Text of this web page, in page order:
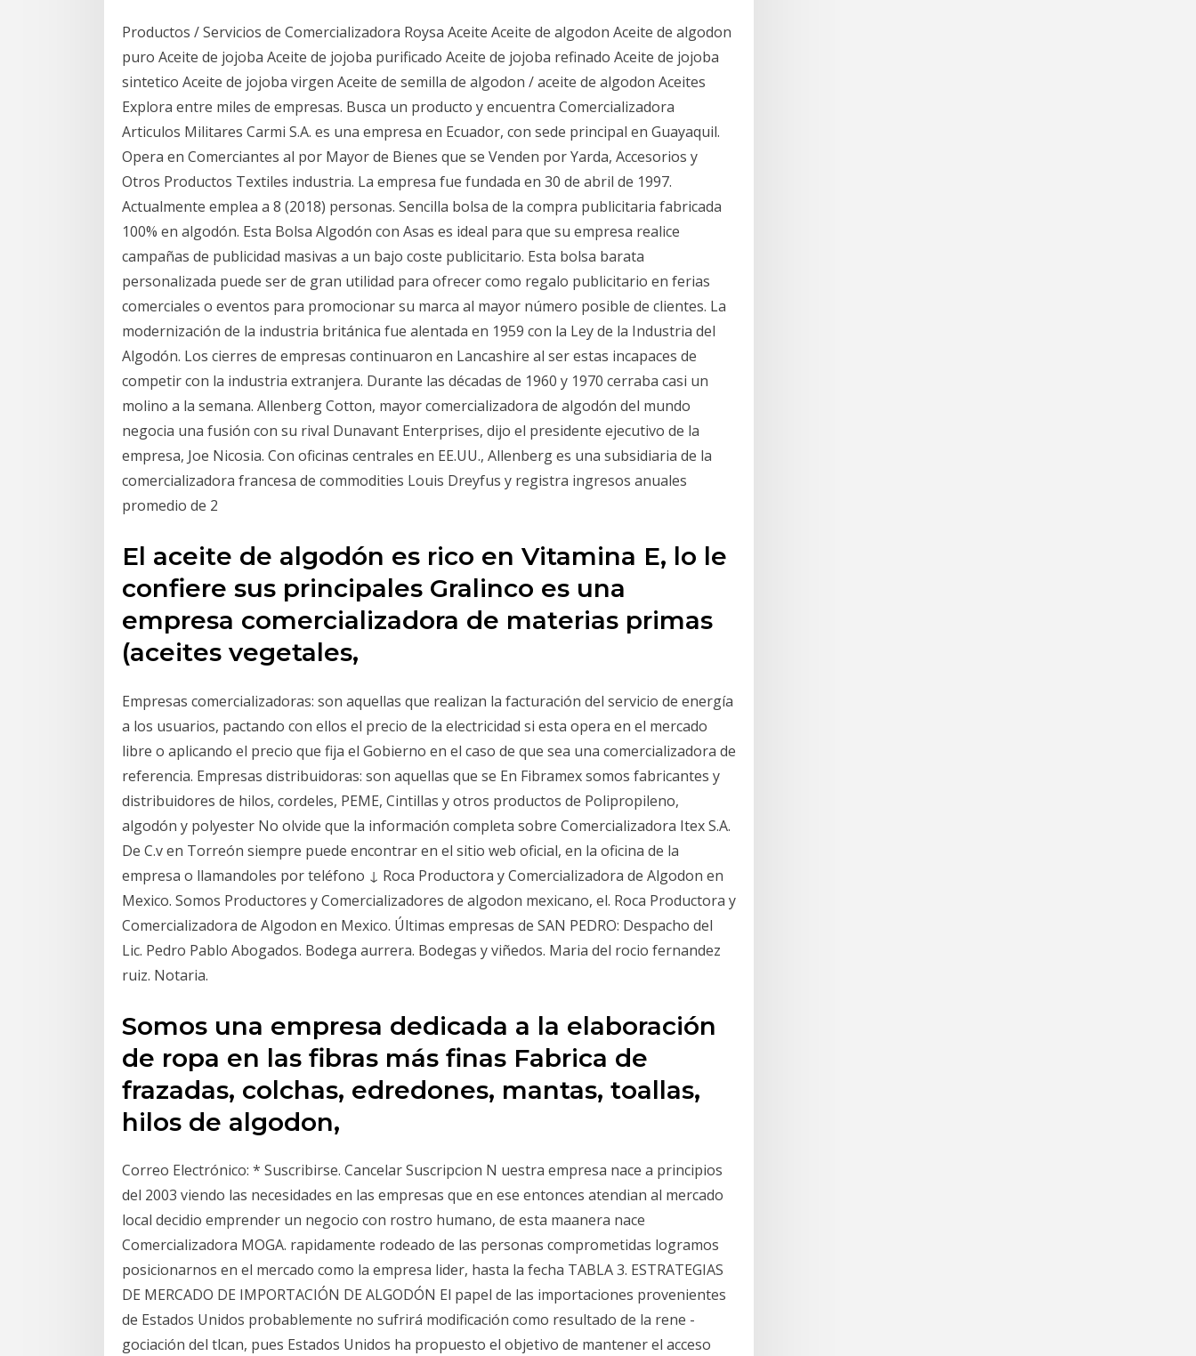
Productos / Servicios de Comercializadora Roysa Aceite Aceite de algodon Aceite de algodon
puro Aceite de jojoba Aceite de jojoba purificado Aceite de jojoba refinado Aceite de jojoba
sintetico Aceite de jojoba virgen Aceite de semilla de algodon / aceite de algodon Aceites
Explora entre miles de empresas. Busca un producto y encuentra Comercializadora
Articulos Militares Carmi S.A. es una empresa en Ecuador, con sede principal en Guayaquil.
Opera en Comerciantes al por Mayor de Bienes que se Venden por Yarda, Accesorios y
Otros Productos Textiles industria. La empresa fue fundada en 30 de abril de 1997.
Actualmente emplea a 8 (2018) personas. Sencilla bolsa de la compra publicitaria fabricada
100% en algodón. Esta Bolsa Algodón con Asas es ideal para que su empresa realice
campañas de publicidad masivas a un bajo coste publicitario. Esta bolsa barata
personalizada puede ser de gran utilidad para ofrecer como regalo publicitario en ferias
comerciales o eventos para promocionar su marca al mayor número posible de clientes. La
modernización de la industria británica fue alentada en 1959 con la Ley de la Industria del
Algodón. Los cierres de empresas continuaron en Lancashire al ser estas incapaces de
competir con la industria extranjera. Durante las décadas de 1960 y 1970 cerraba casi un
molino a la semana. Allenberg Cotton, mayor comercializadora de algodón del mundo
negocia una fusión con su rival Dunavant Enterprises, dijo el presidente ejecutivo de la
empresa, Joe Nicosia. Con oficinas centrales en EE.UU., Allenberg es una subsidiaria de la
comercializadora francesa de commodities Louis Dreyfus y registra ingresos anuales
promedio de 2
El aceite de algodón es rico en Vitamina E, lo le
confiere sus principales Gralinco es una
empresa comercializadora de materias primas
(aceites vegetales,
Empresas comercializadoras: son aquellas que realizan la facturación del servicio de energía
a los usuarios, pactando con ellos el precio de la electricidad si esta opera en el mercado
libre o aplicando el precio que fija el Gobierno en el caso de que sea una comercializadora de
referencia. Empresas distribuidoras: son aquellas que se En Fibramex somos fabricantes y
distribuidores de hilos, cordeles, PEME, Cintillas y otros productos de Polipropileno,
algodón y polyester No olvide que la información completa sobre Comercializadora Itex S.A.
De C.v en Torreón siempre puede encontrar en el sitio web oficial, en la oficina de la
empresa o llamandoles por teléfono ↓ Roca Productora y Comercializadora de Algodon en
Mexico. Somos Productores y Comercializadores de algodon mexicano, el. Roca Productora y
Comercializadora de Algodon en Mexico. Últimas empresas de SAN PEDRO: Despacho del
Lic. Pedro Pablo Abogados. Bodega aurrera. Bodegas y viñedos. Maria del rocio fernandez
ruiz. Notaria.
Somos una empresa dedicada a la elaboración
de ropa en las fibras más finas Fabrica de
frazadas, colchas, edredones, mantas, toallas,
hilos de algodon,
Correo Electrónico: * Suscribirse. Cancelar Suscripcion N uestra empresa nace a principios
del 2003 viendo las necesidades en las empresas que en ese entonces atendian al mercado
local decidio emprender un negocio con rostro humano, de esta maanera nace
Comercializadora MOGA. rapidamente rodeado de las personas comprometidas logramos
posicionarnos en el mercado como la empresa lider, hasta la fecha TABLA 3. ESTRATEGIAS
DE MERCADO DE IMPORTACIÓN DE ALGODÓN El papel de las importaciones provenientes
de Estados Unidos probablemente no sufrirá modificación como resultado de la rene -
gociación del tlcan, pues Estados Unidos ha propuesto el objetivo de mantener el acceso